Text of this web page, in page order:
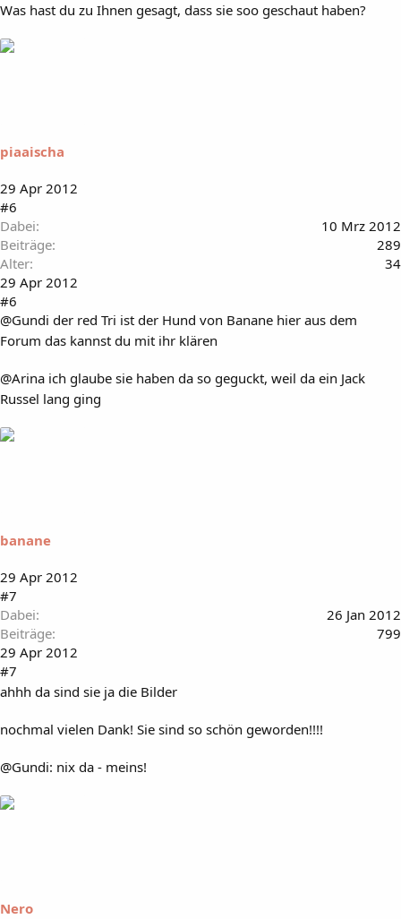
Was hast du zu Ihnen gesagt, dass sie soo geschaut haben?
piaaischa
29 Apr 2012
#6
Dabei
10 Mrz 2012
Beiträge
289
Alter
34
29 Apr 2012
#6
@Gundi der red Tri ist der Hund von Banane hier aus dem
Forum das kannst du mit ihr klären
@Arina ich glaube sie haben da so geguckt, weil da ein Jack
Russel lang ging
banane
29 Apr 2012
#7
Dabei
26 Jan 2012
Beiträge
799
29 Apr 2012
#7
ahhh da sind sie ja die Bilder
nochmal vielen Dank! Sie sind so schön geworden!!!!
@Gundi: nix da - meins!
Nero